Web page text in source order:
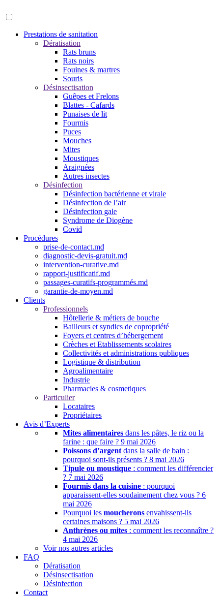
Prestations de sanitation
Dératisation
Rats bruns
Rats noirs
Fouines & martres
Souris
Désinsectisation
Guêpes et Frelons
Blattes - Cafards
Punaises de lit
Fourmis
Puces
Mouches
Mites
Moustiques
Araignées
Autres insectes
Désinfection
Désinfection bactérienne et virale
Désinfection de l’air
Désinfection gale
Syndrome de Diogène
Covid
Procédures
prise-de-contact.md
diagnostic-devis-gratuit.md
intervention-curative.md
rapport-justificatif.md
passages-curatifs-programmés.md
garantie-de-moyen.md
Clients
Professionnels
Hôtellerie & métiers de bouche
Bailleurs et syndics de copropriété
Foyers et centres d’hébergement
Crèches et Etablissements scolaires
Collectivités et administrations publiques
Logistique & distribution
Agroalimentaire
Industrie
Pharmacies & cosmetiques
Particulier
Locataires
Propriétaires
Avis d’Experts
Mites alimentaires dans les pâtes, le riz ou la
farine : que faire ? 9 mai 2026
Poissons d’argent dans la salle de bain :
pourquoi sont-ils présents ? 8 mai 2026
Tipule ou moustique : comment les différencier
? 7 mai 2026
Fourmis dans la cuisine : pourquoi
apparaissent-elles soudainement chez vous ? 6
mai 2026
Pourquoi les moucherons envahissent-ils
certaines maisons ? 5 mai 2026
Anthrènes ou mites : comment les reconnaître ?
4 mai 2026
Voir nos autres articles
FAQ
Dératisation
Désinsectisation
Désinfection
Contact